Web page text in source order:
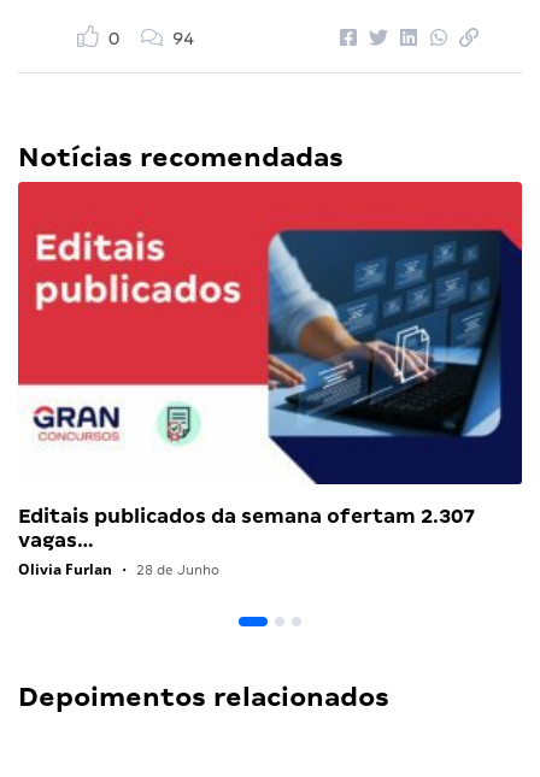
0 94
Notícias recomendadas
Editais publicados da semana ofertam 2.307
vagas…
Olivia Furlan • 28 de Junho
Depoimentos relacionados